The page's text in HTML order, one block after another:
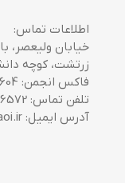
اطلاعات تماس:
خیابان ولیعصر،
زرتشت، کوچه دانش
فاکس انجمن: 02188905604
تلفن تماس: 88906572 - 88947646
آدرس ایمیل: info@saoi.ir